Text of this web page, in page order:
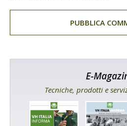
E-
Tecniche, prodotti e